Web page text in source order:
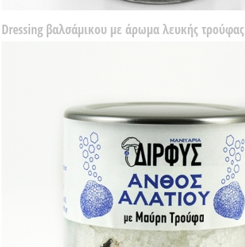
Dressing βαλσάμικου με άρωμα λευκής τρούφας